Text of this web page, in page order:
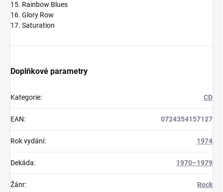
15. Rainbow Blues
16. Glory Row
17. Saturation
Doplňkové parametry
Kategorie: CD
EAN: 0724354157127
Rok vydání: 1974
Dekáda: 1970–1979
Žánr: Rock